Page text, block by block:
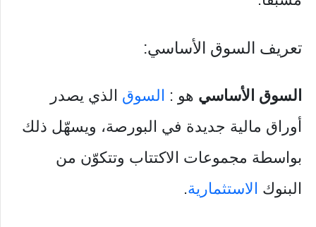
تعريف السوق الأساسي:
السوق الأساسي هو : السوق الذي يصدر
أوراق مالية جديدة في البورصة، ويسهّل ذلك
بواسطة مجموعات الاكتتاب وتتكوّن من
البنوك الاستثمارية.